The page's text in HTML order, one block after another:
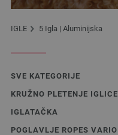
IGLE 5 Igla | Aluminijska
SVE KATEGORIJE
KRUŽNO PLETENJE IGLICE
IGLATAČKA
POGLAVLJE ROPES VARIO